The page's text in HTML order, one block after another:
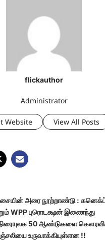
flickauthor
Administrator
Website View All Posts
அரை நூற்றாண்டு : கனெக்ட்
WPP புரொடக்ஷன் இணைந்து
50 ஆண்டுகளை
உருவாக்கியுள்ளன !!